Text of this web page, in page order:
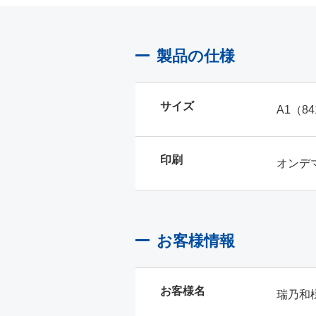
製品の仕様
サイズ A1（
印刷 オンデ
お客様情報
お客様名 瑞乃和